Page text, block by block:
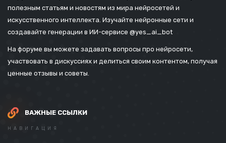
полезным статьям и новостям из мира нейросетей и
искусственного интеллекта. Изучайте нейронные сети и
создавайте генерации в ИИ-сервисе @yes_ai_bot
На форуме вы можете задавать вопросы про нейросети,
участвовать в дискуссиях и делиться своим контентом, получая
ценные отзывы и советы.
ВАЖНЫЕ ССЫЛКИ
НАВИГАЦИЯ